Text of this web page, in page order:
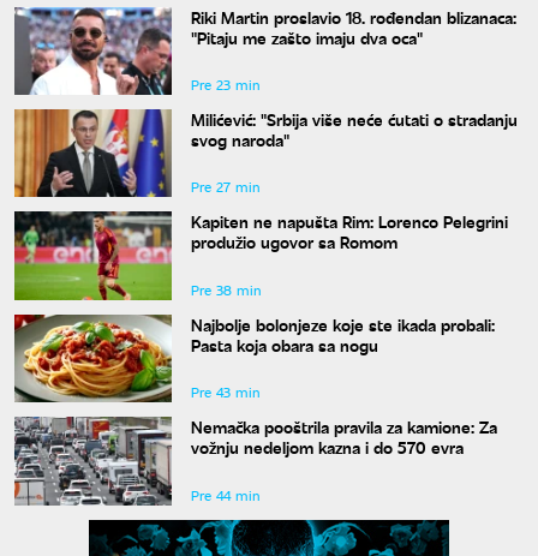
Riki Martin proslavio 18. rođendan blizanaca:
"Pitaju me zašto imaju dva oca"
Pre 23 min
Milićević: "Srbija više neće ćutati o stradanju
svog naroda"
Pre 27 min
Kapiten ne napušta Rim: Lorenco Pelegrini
produžio ugovor sa Romom
Pre 38 min
Najbolje bolonjeze koje ste ikada probali:
Pasta koja obara sa nogu
Pre 43 min
Nemačka pooštrila pravila za kamione: Za
vožnju nedeljom kazna i do 570 evra
Pre 44 min